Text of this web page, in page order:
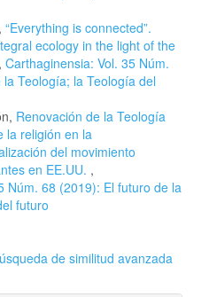
“Everything is connected”.
ecology in the light of the
, Carthaginensia: Vol. 35 Núm.
Teología; la Teología del
Renovación de la Teología
la religión en la
del movimiento
en EE.UU. ,
Núm. 68 (2019): El futuro de la
futuro
de similitud avanzada